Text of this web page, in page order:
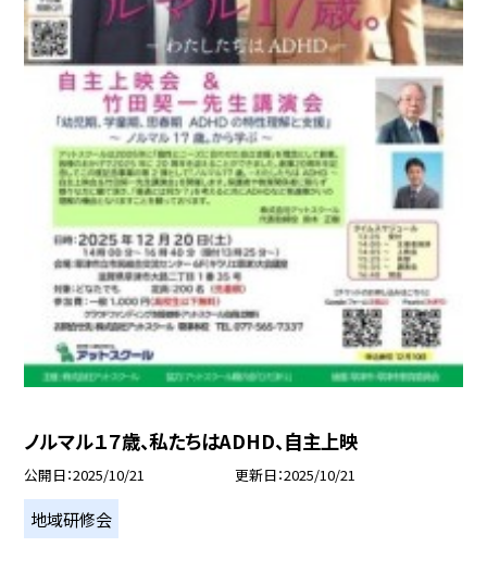
ノルマル１７歳、私たちはADHD、自主上映
公開日 2025/10/21 更新日 2025/10/21
地域研修会